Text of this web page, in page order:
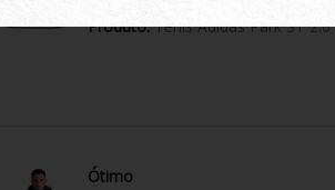
Produto:Tênis Adidas Park ST
Ótimo